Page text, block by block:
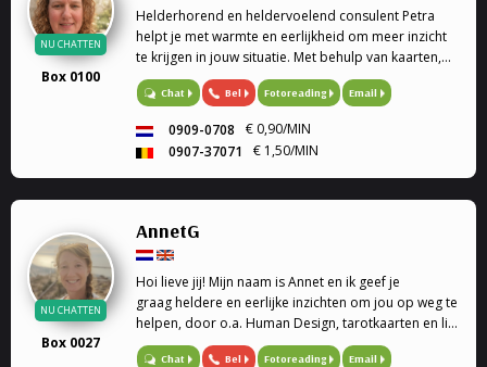
NU CHATTEN
Box 0100
Helderhorend en heldervoelend consulent Petra
helpt je met warmte en eerlijkheid om meer inzicht
te krijgen in jouw situatie. Met behulp van kaarten,
de pendel en haar intuïtie kijkt zij samen met jou
naar de boodschappen die richting kunnen geven
Chat Bel Fotoreading Email
0909-0708
€ 0,90/MIN
0907-37071
€ 1,50/MIN
NU CHATTEN
Box 0027
AnnetG
Hoi lieve jij! Mijn naam is Annet en ik geef je
graag heldere en eerlijke inzichten om jou op weg te
helpen, door o.a. Human Design, tarotkaarten en life
coaching.
Chat Bel Fotoreading Email